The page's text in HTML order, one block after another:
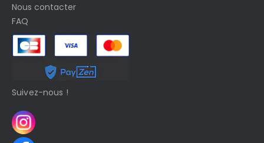
Nous contacter
FAQ
Suivez-nous !